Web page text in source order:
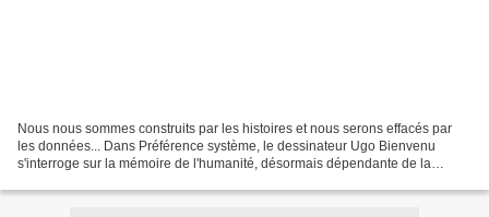
Nous nous sommes construits par les histoires et nous serons effacés par
les données... Dans Préférence système, le dessinateur Ugo Bienvenu
s'interroge sur la mémoire de l'humanité, désormais dépendante de la